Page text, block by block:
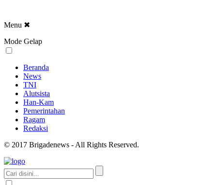
Menu ✖
Mode Gelap
Beranda
News
TNI
Alutsista
Han-Kam
Pemerintahan
Ragam
Redaksi
© 2017 Brigadenews - All Rights Reserved.